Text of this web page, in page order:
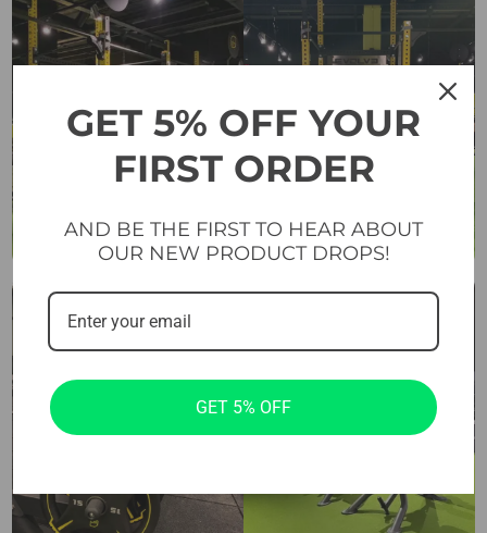
GET 5% OFF YOUR
FIRST ORDER
AND BE THE FIRST TO HEAR ABOUT
OUR NEW PRODUCT DROPS!
GET 5% OFF